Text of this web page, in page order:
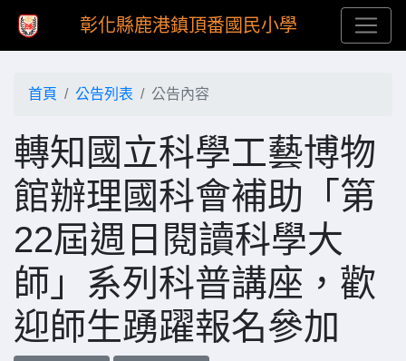
彰化縣鹿港鎮頂番國民小學
首頁 公告列表 公告內容
轉知國立科學工藝博物
館辦理國科會補助「第
22屆週日閱讀科學大
師」系列科普講座，歡
迎師生踴躍報名參加